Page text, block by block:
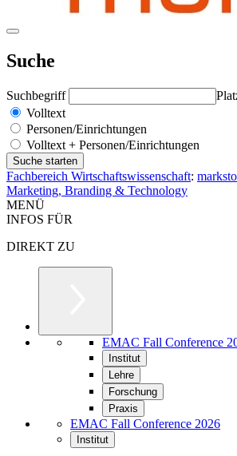
Suche
Suchbegriff
Volltext
Personen/Einrichtungen
Volltext + Personen/Einrichtungen
Fachbereich Wirtschaftswissenschaft:
Marketing, Branding & Technology
MENÜ
INFOS FÜR
DIREKT ZU
EMAC Fall Conference
Institut
Lehre
Forschung
Praxis
EMAC Fall Conference 2026
Institut